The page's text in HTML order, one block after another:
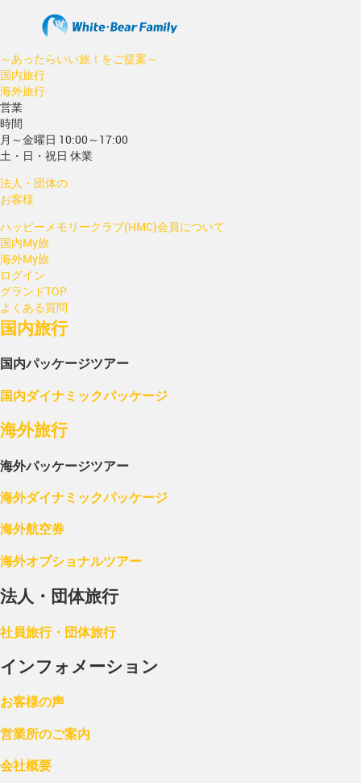
～あったらいい旅！をご提案～
国内旅行
海外旅行
営業
時間
月～金曜日 10:00～17:00
土・日・祝日 休業
法人・団体の
お客様
ハッピーメモリークラブ(HMC)会員について
国内My旅
海外My旅
ログイン
グランドTOP
よくある質問
国内旅行
国内パッケージツアー
国内ダイナミックパッケージ
海外旅行
海外パッケージツアー
海外ダイナミックパッケージ
海外航空券
海外オプショナルツアー
法人・団体旅行
社員旅行・団体旅行
インフォメーション
お客様の声
営業所のご案内
会社概要